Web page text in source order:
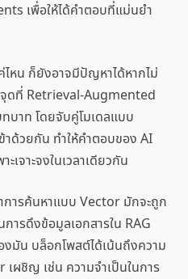
เพื่อให้ได้คำตอบที่แม่นยำ
ไหน ก็ยังอาจมีปัญหาได้หากไม่
ดที่ Retrieval-Augmented
บาท โดยจับคู่โมเดลแบบ
ด้วยกัน ทำให้คำตอบของ AI
เจาะจงในเวลาเดียวกัน
ารค้นหาแบบ Vector มักจะถูก
ารดึงข้อมูลเอกสารใน RAG
น บล็อกโพสต์ได้เน้นถึงความ
ผชิญ เช่น ความจำเป็นในการ